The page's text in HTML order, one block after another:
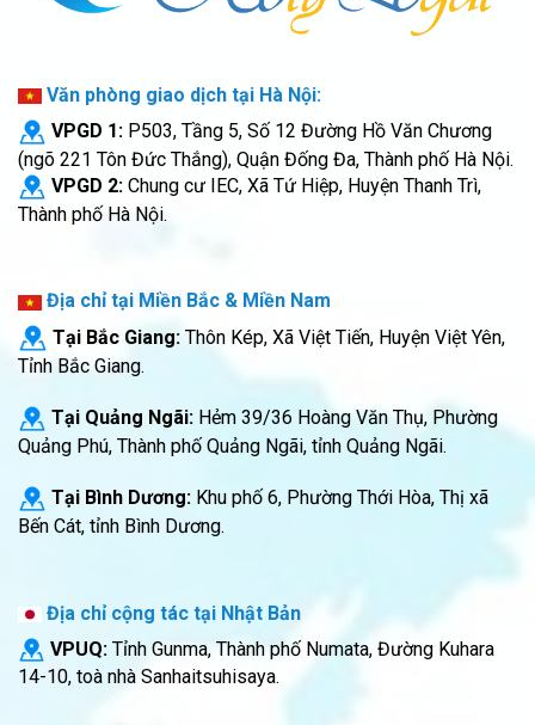
Văn phòng giao dịch tại Hà Nội:
VPGD 1: P503, Tầng 5, Số 12 Đường Hồ Văn Chương
(ngõ 221 Tôn Đức Thắng), Quận Đống Đa, Thành phố Hà Nội.
VPGD 2: Chung cư IEC, Xã Tứ Hiệp, Huyện Thanh Trì,
Thành phố Hà Nội.
Địa chỉ tại Miền Bắc & Miền Nam
Tại Bắc Giang: Thôn Kép, Xã Việt Tiến, Huyện Việt Yên,
Tỉnh Bắc Giang.
Tại Quảng Ngãi: Hẻm 39/36 Hoàng Văn Thụ, Phường
Quảng Phú, Thành phố Quảng Ngãi, tỉnh Quảng Ngãi.
Tại Bình Dương: Khu phố 6, Phường Thới Hòa, Thị xã
Bến Cát, tỉnh Bình Dương.
Địa chỉ cộng tác tại Nhật Bản
VPUQ: Tỉnh Gunma, Thành phố Numata, Đường Kuhara
14-10, toà nhà Sanhaitsuhisaya.